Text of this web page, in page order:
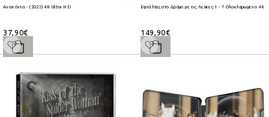
Ανακόντα - (2025) 4K Ultra HD
37,90€
Εφιάλτης στο Δρόμο με τις Λεύκες 1 - 7 Ολοκληρωμενο
149,90€